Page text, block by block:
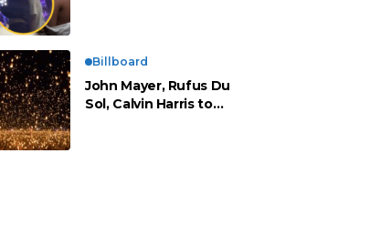
Billboard
John Mayer, Rufus Du
Sol, Calvin Harris to